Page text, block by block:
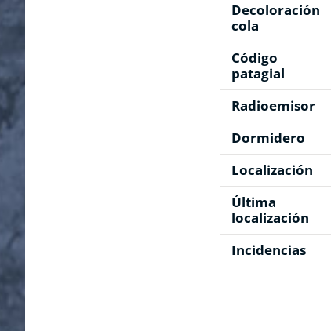
Decoloración
cola
Código
patagial
Radioemisor
Dormidero
Localización
Última
localización
Incidencias